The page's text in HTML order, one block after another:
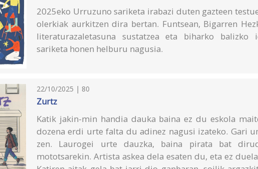
2025eko Urruzuno sariketa irabazi duten gazteen
olerkiak aurkitzen dira bertan. Funtsean, Bigarren
literaturazaletasuna sustatzea eta biharko balizko
sariketa honen helburu nagusia.
22/10/2025 | 80
Zurtz
Katik jakin-min handia dauka baina ez du eskola
dozena erdi urte falta du adinez nagusi izateko. Gari
zen. Laurogei urte dauzka, baina pirata bat
mototsarekin. Artista askea dela esaten du, eta ez